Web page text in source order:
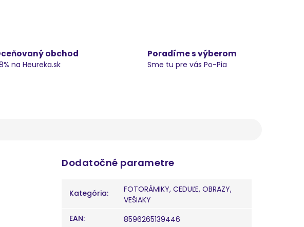
obchod
na Heureka.sk
Poradíme s výberom
Sme tu pre vás Po-Pia
Dodatočné parametre
Kategória:
FOTORÁMIKY, CEDUĽE, OBRAZY,
VEŠIAKY
EAN:
8596265139446